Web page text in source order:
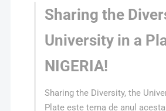
Sharing the
University in a
NIGERIA!
Sharing the Diversity, the
Plate este tema de anul